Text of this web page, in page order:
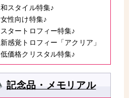
和スタイル特集♪
女性向け特集♪
スタートロフィー特集♪
新感覚トロフィー「アクリア」
低価格クリスタル特集♪
記念品・メモリアル